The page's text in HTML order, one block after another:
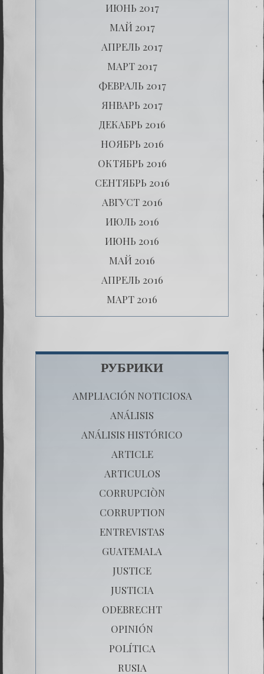
ИЮНЬ 2017
МАЙ 2017
АПРЕЛЬ 2017
МАРТ 2017
ФЕВРАЛЬ 2017
ЯНВАРЬ 2017
ДЕКАБРЬ 2016
НОЯБРЬ 2016
ОКТЯБРЬ 2016
СЕНТЯБРЬ 2016
АВГУСТ 2016
ИЮЛЬ 2016
ИЮНЬ 2016
МАЙ 2016
АПРЕЛЬ 2016
МАРТ 2016
РУБРИКИ
AMPLIACIÓN NOTICIOSA
ANÁLISIS
ANÁLISIS HISTÓRICO
ARTICLE
ARTICULOS
CORRUPCIÒN
CORRUPTION
ENTREVISTAS
GUATEMALA
JUSTICE
JUSTICIA
ODEBRECHT
OPINIÓN
POLÍTICA
RUSIA